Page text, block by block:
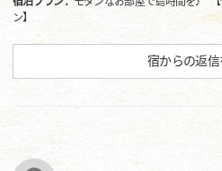
ン】
宿からの返